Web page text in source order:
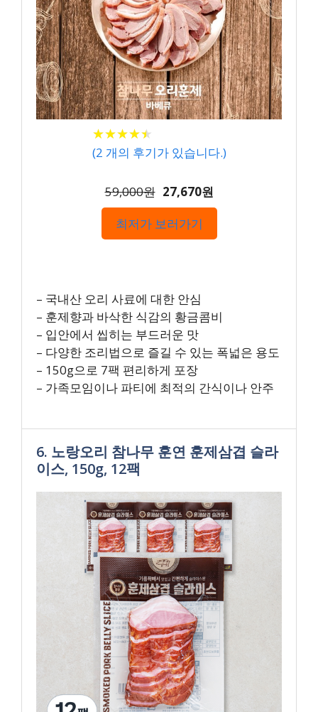
★★★★★
★★★★★
(2 개의 후기가 있습니다.)
59,000원 27,670원
최저가 보러가기
– 국내산 오리 사료에 대한 안심
– 훈제향과 바삭한 식감의 황금콤비
– 입안에서 씹히는 부드러운 맛
– 다양한 조리법으로 즐길 수 있는 폭넓은 용도
– 150g으로 7팩 편리하게 포장
– 가족모임이나 파티에 최적의 간식이나 안주
6. 노랑오리 참나무 훈연 훈제삼겹 슬라
이스, 150g, 12팩